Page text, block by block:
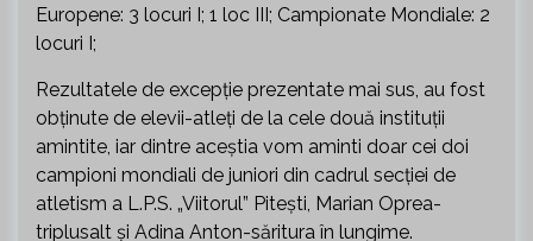
Europene: 3 locuri I; 1 loc III; Campionate Mondiale: 2
locuri I;
Rezultatele de excepție prezentate mai sus, au fost
obținute de elevii-atleți de la cele două instituții
amintite, iar dintre aceștia vom aminti doar cei doi
campioni mondiali de juniori din cadrul secției de
atletism a L.P.S. „Viitorul” Pitești, Marian Oprea-
triplusalt și Adina Anton-săritura în lungime.